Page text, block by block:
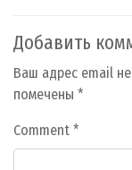
Добавить
Ваш адрес email
помечены *
Comment *